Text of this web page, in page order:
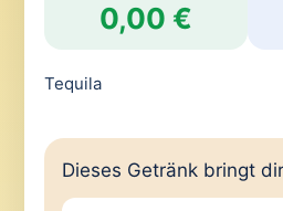
0,00 €
Tequila
Dieses Getränk bringt dir